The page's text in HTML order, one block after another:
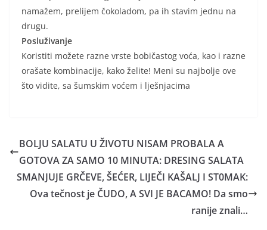
namažem, prelijem čokoladom, pa ih stavim jednu na
drugu.
Posluživanje
Koristiti možete razne vrste bobičastog voća, kao i razne
orašate kombinacije, kako želite! Meni su najbolje ove
što vidite, sa šumskim voćem i lješnjacima
BOLJU SALATU U ŽIVOTU NISAM PROBALA A
GOTOVA ZA SAMO 10 MINUTA: DRESING SALATA
SMANJUJE GRČEVE, ŠEĆER, LIJEČI KAŠALJ I ST0MAK:
Ova tečnost je ČUDO, A SVI JE BACAMO! Da smo
ranije znali…